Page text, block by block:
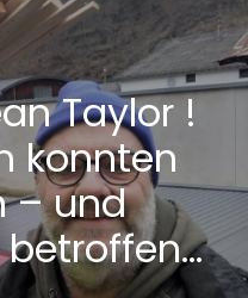
Taylor !
konnten
– und